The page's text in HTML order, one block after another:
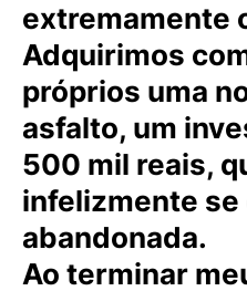
extremamente
Adquirimos
próprios uma
asfalto, um
500 mil reais,
infelizmente
abandonada.
Ao terminar